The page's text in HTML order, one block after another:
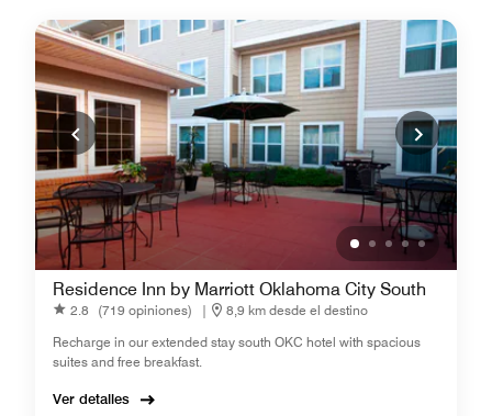
Residence Inn by Marriott Oklahoma City South
2.8 (719 opiniones) |
8,9 km desde el destino
Recharge in our extended stay south OKC hotel with spacious
suites and free breakfast.
Ver detalles